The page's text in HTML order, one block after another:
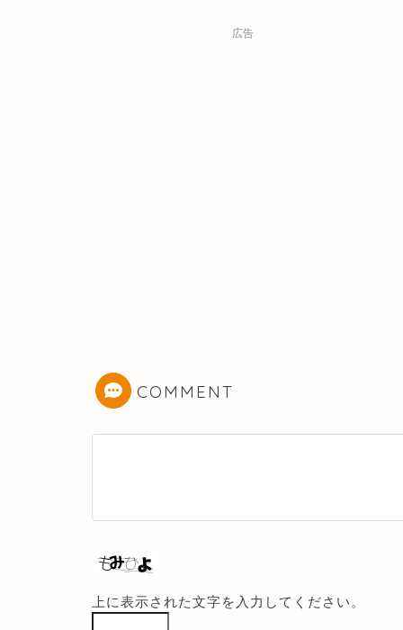
広告
COMMENT
上に表示された文字を入力してください。